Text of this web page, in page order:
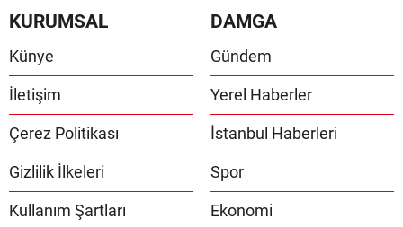
KURUMSAL
Künye
İletişim
Çerez Politikası
Gizlilik İlkeleri
Kullanım Şartları
DAMGA
Gündem
Yerel Haberler
İstanbul Haberleri
Spor
Ekonomi